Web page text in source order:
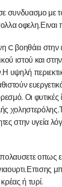
συνδυασμο με
οφελη.Ειναι
C βοηθάει
ιστού και
υψηλή
Οι φυτικές
στην υγεία
οπως
ή τυρί.